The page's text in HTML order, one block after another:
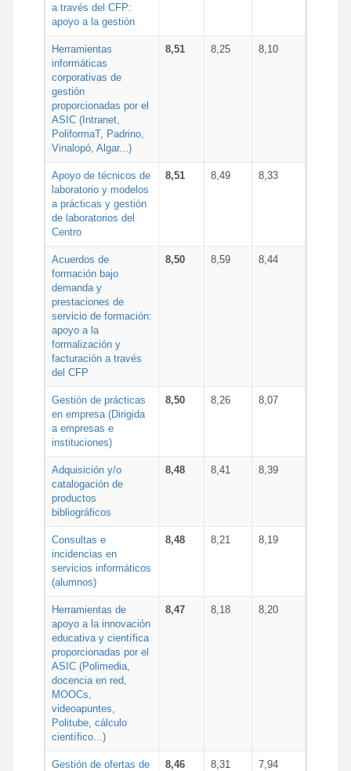
a través del CFP:
apoyo a la gestión
Herramientas
informáticas
corporativas de
gestión
proporcionadas por el
ASIC (Intranet,
PoliformaT, Padrino,
Vinalopó, Algar...)
8,51 8,25 8,10
Apoyo de técnicos de
laboratorio y modelos
a prácticas y gestión
de laboratorios del
Centro
8,51 8,49 8,33
Acuerdos de
formación bajo
demanda y
prestaciones de
servicio de formación:
apoyo a la
formalización y
facturación a través
del CFP
8,50 8,59 8,44
Gestión de prácticas
en empresa (Dirigida
a empresas e
instituciones)
8,50 8,26 8,07
Adquisición y/o
catalogación de
productos
bibliográficos
8,48 8,41 8,39
Consultas e
incidencias en
servicios informáticos
(alumnos)
8,48 8,21 8,19
Herramientas de
apoyo a la innovación
educativa y científica
proporcionadas por el
ASIC (Polimedia,
docencia en red,
MOOCs,
videoapuntes,
Politube, cálculo
científico...)
8,47 8,18 8,20
Gestión de ofertas de
8,46 8,31 7,94